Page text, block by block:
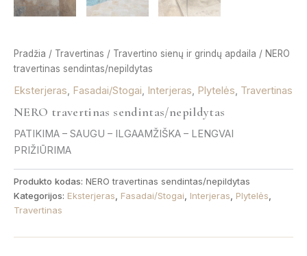
Pradžia / Travertinas / Travertino sienų ir grindų apdaila / NERO
travertinas sendintas/nepildytas
Eksterjeras, Fasadai/Stogai, Interjeras, Plytelės, Travertinas
NERO travertinas sendintas/nepildytas
PATIKIMA – SAUGU – ILGAAMŽIŠKA – LENGVAI
PRIŽIŪRIMA
Produkto kodas: NERO travertinas sendintas/nepildytas
Kategorijos: Eksterjeras Fasadai/Stogai Interjeras Plytelės
Travertinas